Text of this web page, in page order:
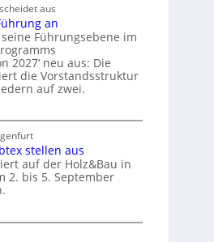
h
l
a
n
d
aus
an
Führungsebene im
2027‘ neu aus: Die
die Vorstandsstruktur
auf zwei.
stellen aus
auf der Holz&Bau in
2. bis 5. September